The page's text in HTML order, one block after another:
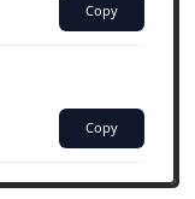
Copy
Copy